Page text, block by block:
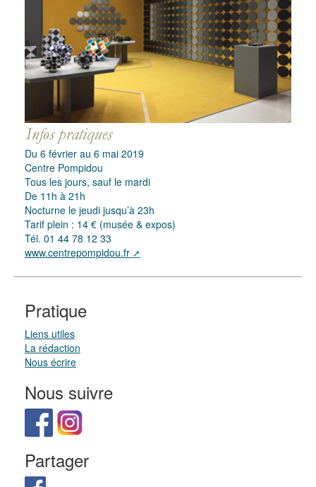
Du 6 février au 6 mai 2019
Centre Pompidou
Tous les jours, sauf le mardi
De 11h à 21h
Nocturne le jeudi jusqu’à 23h
Tarif plein : 14 € (musée & expos)
Tél. 01 44 78 12 33
www.centrepompidou.fr
Pratique
Liens utiles
La rédaction
Nous écrire
Nous suivre
Partager